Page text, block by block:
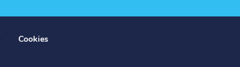
Cookies